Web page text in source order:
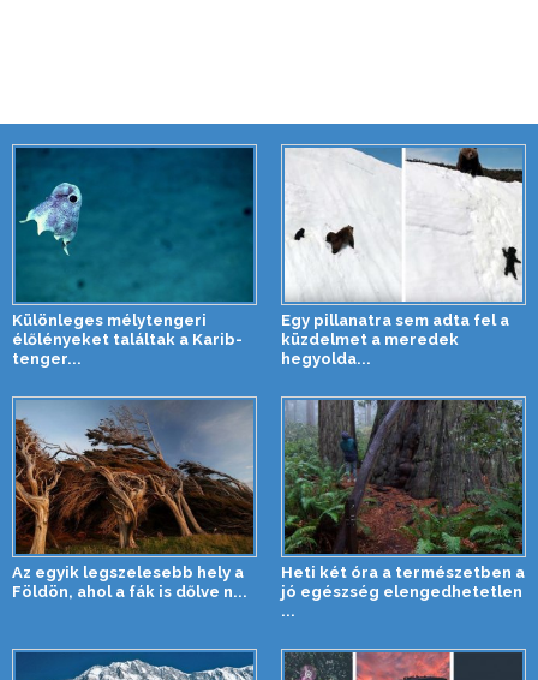
Különleges mélytengeri
élőlényeket találtak a Karib-
tenger...
Egy pillanatra sem adta fel a
küzdelmet a meredek
hegyolda...
Az egyik legszelesebb hely a
Földön, ahol a fák is dőlve n...
Heti két óra a természetben a
jó egészség elengedhetetlen
...